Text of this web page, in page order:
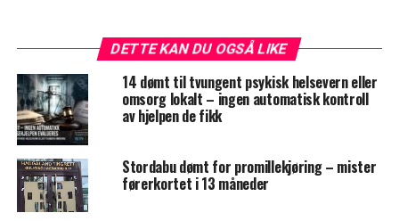
DETTE KAN DU OGSÅ LIKE
14 dømt til tvungent psykisk helsevern eller
omsorg lokalt – ingen automatisk kontroll
av hjelpen de fikk
Stordabu dømt for promillekjøring – mister
førerkortet i 13 måneder